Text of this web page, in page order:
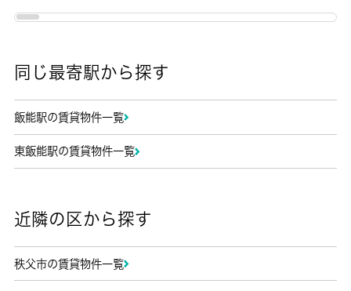
同じ最寄駅から探す
飯能駅の賃貸物件一覧
東飯能駅の賃貸物件一覧
近隣の区から探す
秩父市の賃貸物件一覧